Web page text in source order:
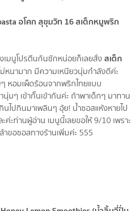
เมนูโปรตีนกันซักหน่อยก็เลยสั่ง สเต็ก
หนามาก มีความเหนียวนุ่มกำลังดีค่ะ
หอมเผ็ดร้อนจากพริกไทยแบบ
มๆ เข้ากั๊นเข้ากันค่ะ ถ้าพาเด็กๆ มาทาน
ไปกินมาเพลินๆ อุ้ย! น้ำซอสแห้งหายไป
ค่ะท่านผู้อ่าน เมนูนี้เลยขอให้ 9/10 เพราะ
าขอซอสทางร้านเพิ่มค่ะ 555